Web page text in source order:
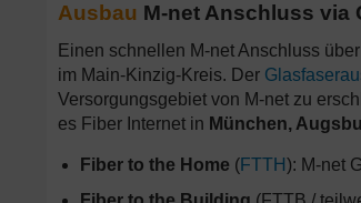
Ausbau M-net Anschluss via
Einen schnellen M-net Anschluss
im Main-Kinzig-Kreis. Der
Versorgungsgebiet von M-net zu
es Fiber Internet in München,
Fiber to the Home (FTTH): M-net